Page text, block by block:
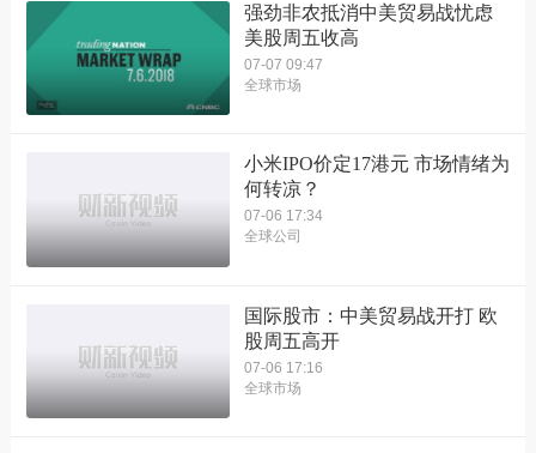
强劲非农抵消中美贸易战忧虑
美股周五收高
07-07 09:47
全球市场
小米IPO价定17港元 市场情绪为
何转凉？
07-06 17:34
全球公司
国际股市：中美贸易战开打 欧
股周五高开
07-06 17:16
全球市场